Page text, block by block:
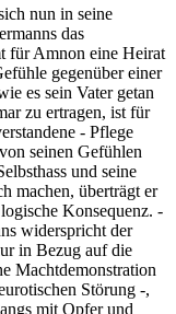
nun in seine
das
für Amnon eine Heirat
gegenüber einer
es sein Vater getan
zu ertragen, ist für
- Pflege
seinen Gefühlen
und seine
machen, überträgt er
Konsequenz. -
widerspricht der
in Bezug auf die
Machtdemonstration
Störung -,
mit Opfer und